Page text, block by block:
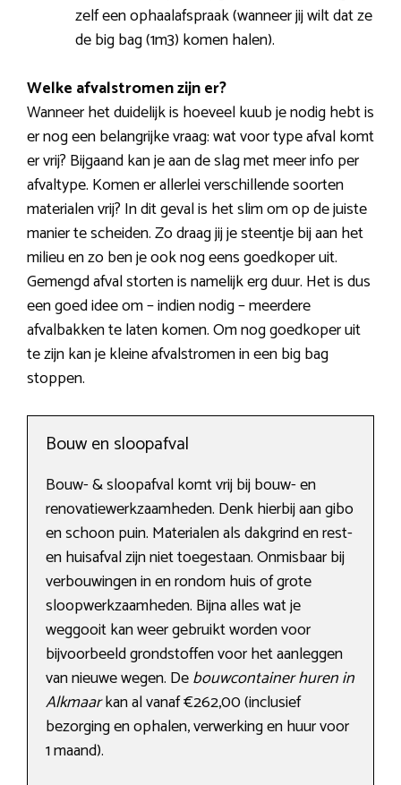
zelf een ophaalafspraak (wanneer jij wilt dat ze
de big bag (1m3) komen halen).
Welke afvalstromen zijn er?
Wanneer het duidelijk is hoeveel kuub je nodig hebt is
er nog een belangrijke vraag: wat voor type afval komt
er vrij? Bijgaand kan je aan de slag met meer info per
afvaltype. Komen er allerlei verschillende soorten
materialen vrij? In dit geval is het slim om op de juiste
manier te scheiden. Zo draag jij je steentje bij aan het
milieu en zo ben je ook nog eens goedkoper uit.
Gemengd afval storten is namelijk erg duur. Het is dus
een goed idee om – indien nodig – meerdere
afvalbakken te laten komen. Om nog goedkoper uit
te zijn kan je kleine afvalstromen in een big bag
stoppen.
Bouw en sloopafval
Bouw- & sloopafval komt vrij bij bouw- en
renovatiewerkzaamheden. Denk hierbij aan gibo
en schoon puin. Materialen als dakgrind en rest-
en huisafval zijn niet toegestaan. Onmisbaar bij
verbouwingen in en rondom huis of grote
sloopwerkzaamheden. Bijna alles wat je
weggooit kan weer gebruikt worden voor
bijvoorbeeld grondstoffen voor het aanleggen
van nieuwe wegen. Debouwcontainer huren in
Alkmaarkan al vanaf €262,00 (inclusief
bezorging en ophalen, verwerking en huur voor
1 maand).